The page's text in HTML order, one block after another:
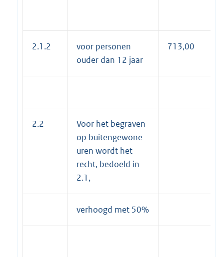
2.1.2
voor personen
ouder dan 12 jaar
713,00
2.2
Voor het begraven
op buitengewone
uren wordt het
recht, bedoeld in
2.1,
verhoogd met 50%